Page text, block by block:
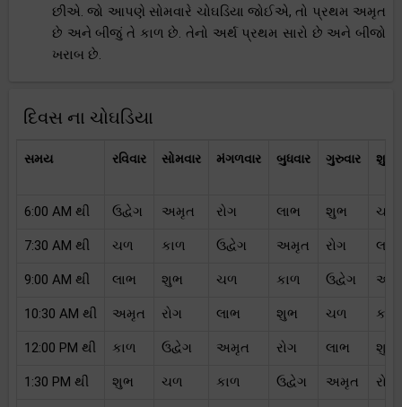
છીએ. જો આપણે સોમવારે ચોઘડિયા જોઈએ, તો પ્રથમ અમૃત
છે અને બીજું તે કાળ છે. તેનો અર્થ પ્રથમ સારો છે અને બીજો
ખરાબ છે.
દિવસ ના ચોઘડિયા
સમય રવિવાર સોમવાર મંગળવાર બુધવાર ગુરુવાર
6:00 AM થી ઉદ્વેગ અમૃત રોગ લાભ શુભ ચળ
7:30 AM થી ચળ કાળ ઉદ્વેગ અમૃત રોગ લાભ
9:00 AM થી લાભ શુભ ચળ કાળ ઉદ્વેગ
10:30 AM થી અમૃત રોગ લાભ શુભ ચળ કાળ
12:00 PM થી કાળ ઉદ્વેગ અમૃત રોગ લાભ શુભ
1:30 PM થી શુભ ચળ કાળ ઉદ્વેગ અમૃત રોગ